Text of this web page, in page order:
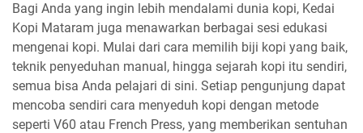
Bagi Anda yang ingin lebih mendalami dunia kopi, Kedai
Kopi Mataram juga menawarkan berbagai sesi edukasi
mengenai kopi. Mulai dari cara memilih biji kopi yang baik,
teknik penyeduhan manual, hingga sejarah kopi itu sendiri,
semua bisa Anda pelajari di sini. Setiap pengunjung dapat
mencoba sendiri cara menyeduh kopi dengan metode
seperti V60 atau French Press, yang memberikan sentuhan